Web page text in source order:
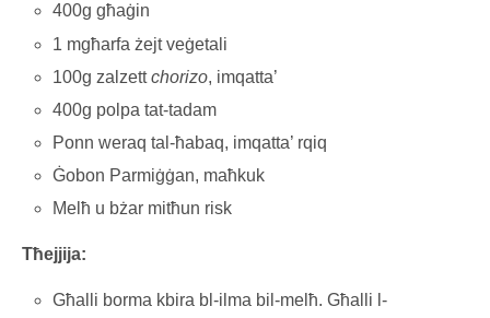
400g għaġin
1 mgħarfa żejt veġetali
100g zalzettchorizo, imqatta’
400g polpa tat-tadam
Ponn weraq tal-ħabaq, imqatta’ rqiq
Ġobon Parmiġġan, maħkuk
Melħ u bżar mitħun risk
Tħejjija:
Għalli borma kbira bl-ilma bil-melħ. Għalli l-